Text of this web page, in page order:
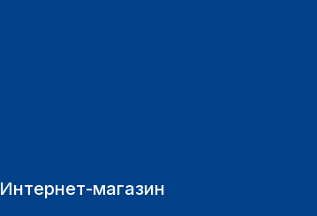
Интернет-магазин